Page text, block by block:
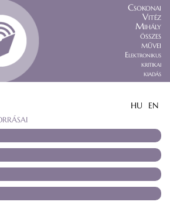
Csokonai
Vitéz
Mihály
összes
művei
Elektronikus
kritikai
kiadás
HU EN